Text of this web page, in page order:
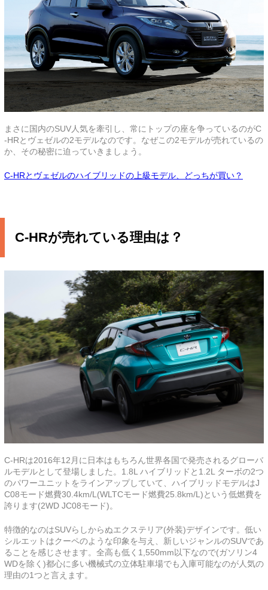
まさに国内のSUV人気を牽引し、常にトップの座を争っているのがC
-HRとヴェゼルの2モデルなのです。なぜこの2モデルが売れているの
か、その秘密に迫っていきましょう。
C-HRとヴェゼルのハイブリッドの上級モデル、どっちが買い？
C-HRが売れている理由は？
C-HRは2016年12月に日本はもちろん世界各国で発売されるグローバ
ルモデルとして登場しました。1.8L ハイブリッドと1.2L ターボの2つ
のパワーユニットをラインアップしていて、ハイブリッドモデルはJ
C08モード燃費30.4km/L(WLTCモード燃費25.8km/L)という低燃費を
誇ります(2WD JC08モード)。
特徴的なのはSUVらしからぬエクステリア(外装)デザインです。低い
シルエットはクーペのような印象を与え、新しいジャンルのSUVであ
ることを感じさせます。全高も低く1,550mm以下なので(ガソリン4
WDを除く)都心に多い機械式の立体駐車場でも入庫可能なのが人気の
理由の1つと言えます。